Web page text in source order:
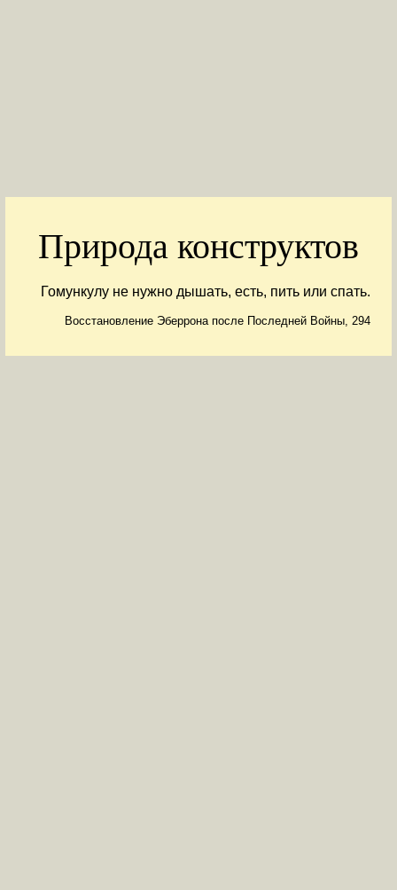
Природа конструктов
Гомункулу не нужно дышать, есть, пить или спать.
Восстановление Эберрона после Последней Войны, 294